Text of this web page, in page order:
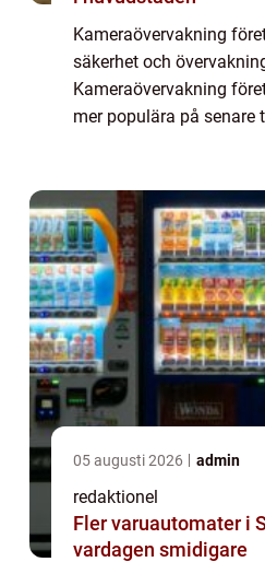
Kameraövervakning
säkerhet och
Kameraövervakning
mer populära på senare
05 augusti 2026 admin
redaktionel
Fler varuautomater i
vardagen smidigare